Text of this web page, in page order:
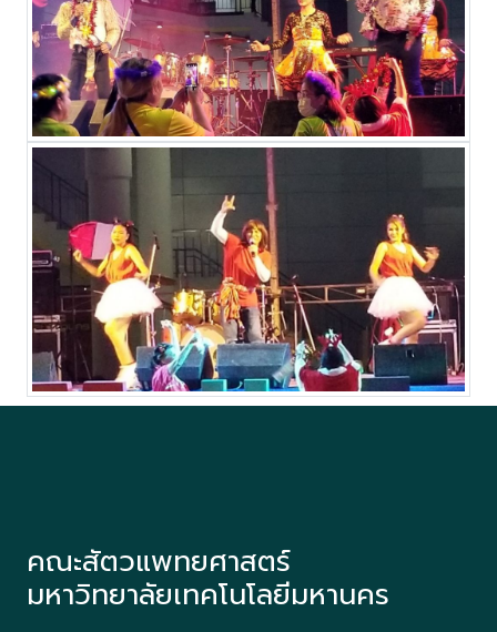
คณะสัตวแพทยศาสตร์
มหาวิทยาลัยเทคโนโลยีมหานคร